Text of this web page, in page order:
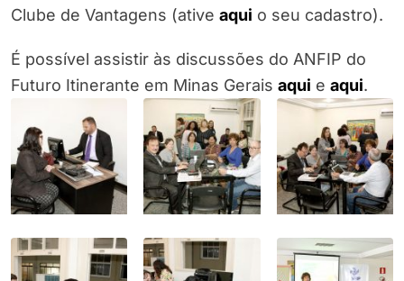
Clube de Vantagens (ative aqui o seu cadastro).
É possível assistir às discussões do ANFIP do
Futuro Itinerante em Minas Gerais aqui e aqui.